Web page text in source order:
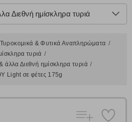
Διεθνή ημίσκληρα τυριά
Τυροκομικά & Φυτικά Αναπληρώματα
τυριά
άλλα Διεθνή ημίσκληρα τυριά
Light σε φέτες 175g